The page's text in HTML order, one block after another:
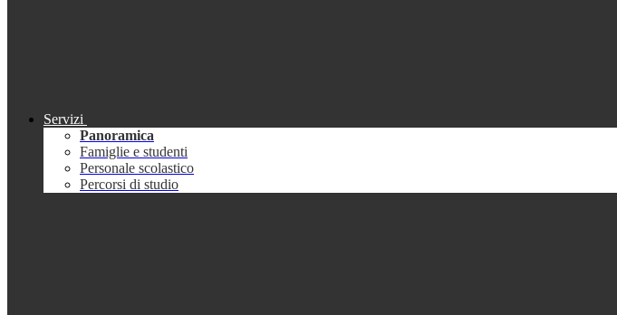
Servizi
Panoramica
Famiglie e studenti
Personale scolastico
Percorsi di studio